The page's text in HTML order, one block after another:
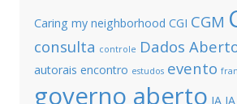
Caring my neighborhood CGI CGM
consulta controle Dados
autorais encontro estudos evento
governo aberto IA